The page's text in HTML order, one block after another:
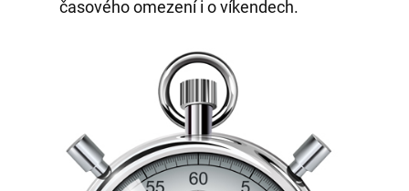
časového omezení i o víkendech.